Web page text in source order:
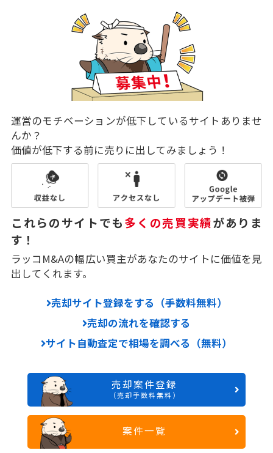
運営のモチベーションが低下しているサイトありませ
んか？
価値が低下する前に売りに出してみましょう！
これらのサイトでも多くの売買実績がありま
す！
ラッコM&Aの幅広い買主があなたのサイトに価値を見
出してくれます。
売却サイト登録をする（手数料無料）
売却の流れを確認する
サイト自動査定で相場を調べる（無料）
売却案件登録
（売却手数料無料）
案件一覧